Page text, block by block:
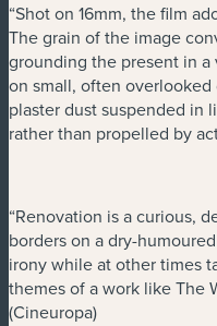
“Shot on 16mm, the film
The grain of the image
grounding the present in a
on small, often
plaster dust suspended in
rather than propelled by
“Renovation is a curious,
borders on a dry-
irony while at other times
themes of a work like The
(Cineuropa)